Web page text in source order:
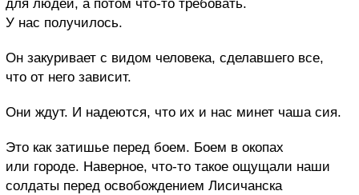
для людей, а потом что-то требовать.
У нас получилось.
Он закуривает с видом человека, сделавшего все,
что от него зависит.
Они ждут. И надеются, что их и нас минет чаша сия.
Это как затишье перед боем. Боем в окопах
или городе. Наверное, что-то такое ощущали наши
солдаты перед освобождением Лисичанска